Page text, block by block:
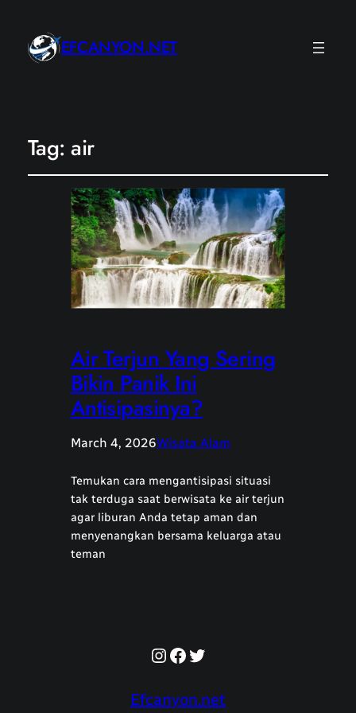
EFCANYON.NET
Tag:air
Air Terjun Yang Sering
Bikin Panik Ini
Antisipasinya?
March 4, 2026Wisata Alam
Temukan cara mengantisipasi situasi
tak terduga saat berwisata ke air terjun
agar liburan Anda tetap aman dan
menyenangkan bersama keluarga atau
teman
Instagram
Facebook
Twitter
Efcanyon.net